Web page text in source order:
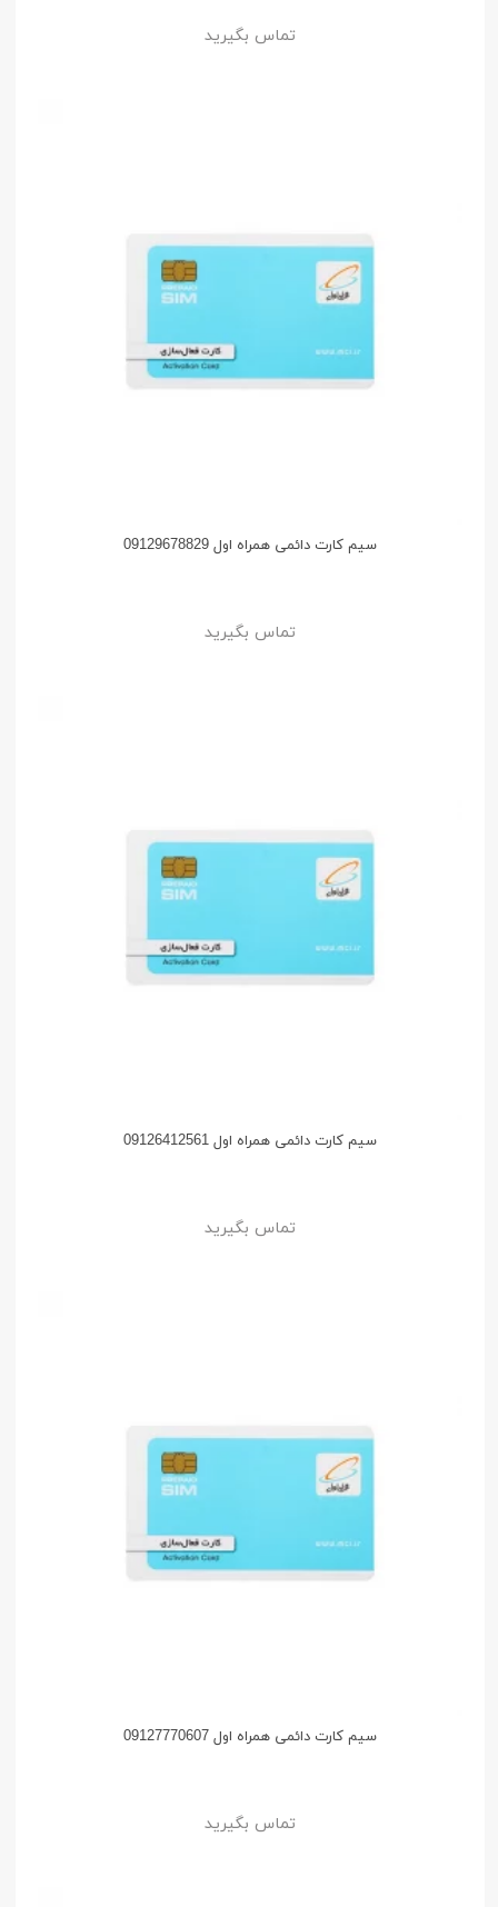
تماس بگیرید
سیم کارت دائمی همراه اول 09129678829
تماس بگیرید
سیم کارت دائمی همراه اول 09126412561
تماس بگیرید
سیم کارت دائمی همراه اول 09127770607
تماس بگیرید